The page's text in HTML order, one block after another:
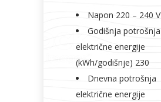
Napon 220 – 240 V
Godišnja potrošnja
električne energije
(kWh/godišnje) 230
Dnevna potrošnja
električne energije